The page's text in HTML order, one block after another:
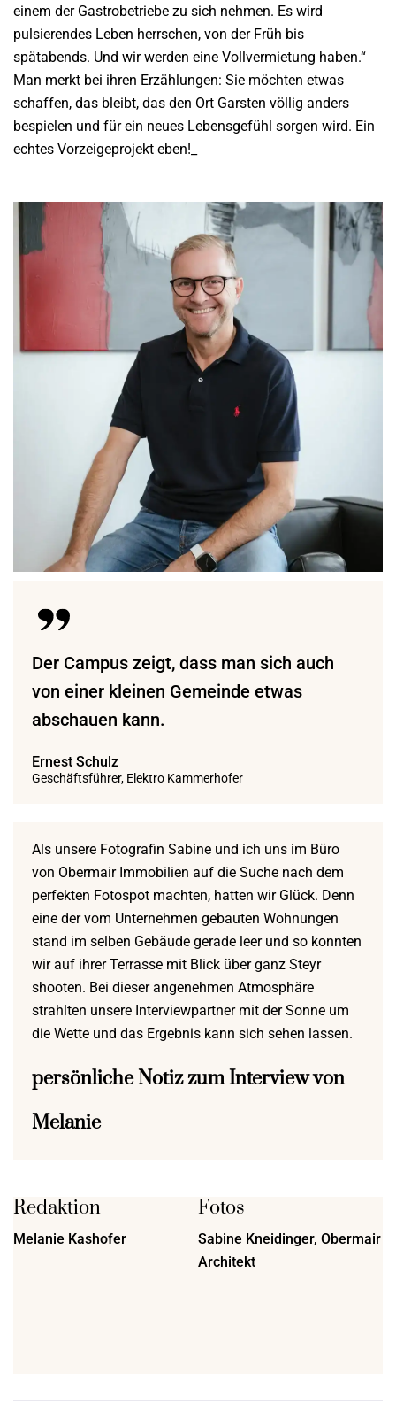
einem der Gastrobetriebe zu sich nehmen. Es wird
pulsierendes Leben herrschen, von der Früh bis
spätabends. Und wir werden eine Vollvermietung haben.“
Man merkt bei ihren Erzählungen: Sie möchten etwas
schaffen, das bleibt, das den Ort Garsten völlig anders
bespielen und für ein neues Lebensgefühl sorgen wird. Ein
echtes Vorzeigeprojekt eben!_
Der Campus zeigt, dass man sich auch
von einer kleinen Gemeinde etwas
abschauen kann.
Ernest Schulz
Geschäftsführer, Elektro Kammerhofer
Als unsere Fotografin Sabine und ich uns im Büro
von Obermair Immobilien auf die Suche nach dem
perfekten Fotospot machten, hatten wir Glück. Denn
eine der vom Unternehmen gebauten Wohnungen
stand im selben Gebäude gerade leer und so konnten
wir auf ihrer Terrasse mit Blick über ganz Steyr
shooten. Bei dieser angenehmen Atmosphäre
strahlten unsere Interviewpartner mit der Sonne um
die Wette und das Ergebnis kann sich sehen lassen.
persönliche Notiz zum Interview von
Melanie
Redaktion
Melanie Kashofer
Fotos
Sabine Kneidinger, Obermair
Architekt